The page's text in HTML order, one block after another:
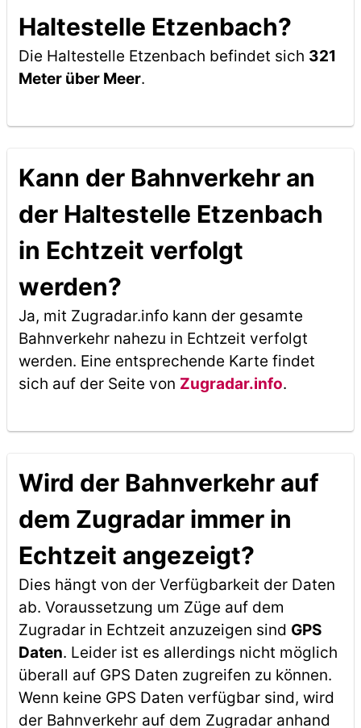
Haltestelle Etzenbach?
Die Haltestelle Etzenbach befindet sich 321
Meter über Meer.
Kann der Bahnverkehr an
der Haltestelle Etzenbach
in Echtzeit verfolgt
werden?
Ja, mit Zugradar.info kann der gesamte
Bahnverkehr nahezu in Echtzeit verfolgt
werden. Eine entsprechende Karte findet
sich auf der Seite von Zugradar.info.
Wird der Bahnverkehr auf
dem Zugradar immer in
Echtzeit angezeigt?
Dies hängt von der Verfügbarkeit der Daten
ab. Voraussetzung um Züge auf dem
Zugradar in Echtzeit anzuzeigen sind GPS
Daten. Leider ist es allerdings nicht möglich
überall auf GPS Daten zugreifen zu können.
Wenn keine GPS Daten verfügbar sind, wird
der Bahnverkehr auf dem Zugradar anhand